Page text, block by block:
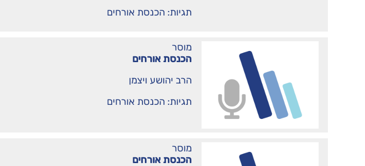
תגיות: הכנסת אורחים
מוסר
הכנסת אורחים
הרב יהושע ויצמן
תגיות: הכנסת אורחים
מוסר
הכנסת אורחים